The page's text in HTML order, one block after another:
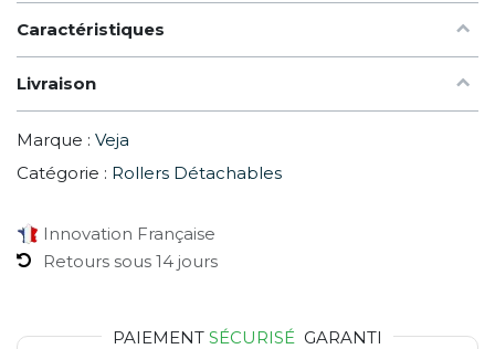
Caractéristiques
Livraison
Marque : Veja
Catégorie : Rollers Détachables
Innovation Française
Retours sous 14 jours
PAIEMENT SÉCURISÉ GARANTI